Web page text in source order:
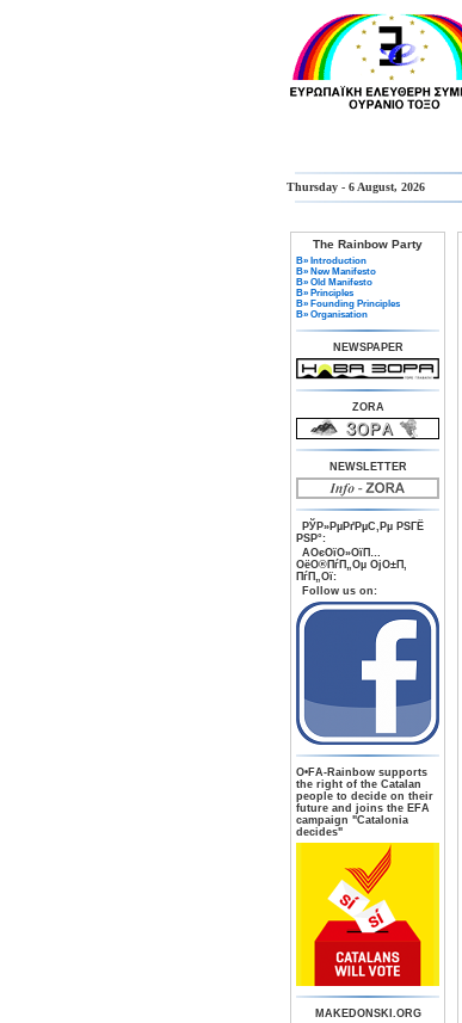
Thursday - 6 August, 2026
The Rainbow Party
В» Introduction
В» New Manifesto
В» Old Manifesto
В» Principles
В» Founding Principles
В» Organisation
NEWSPAPER
ZORA
NEWSLETTER
РЎР»РµРґРµС‚Рµ РЅГЁ
РЅР°:
AОєОїО»ОїП…
ОёО®ПѓП„Оµ ОјО±П‚
ПѓП„Ої:
Follow us on:
О•FA-Rainbow supports
the right of the Catalan
people to decide on their
future and joins the EFA
campaign "Catalonia
decides"
MAKEDONSKI.ORG